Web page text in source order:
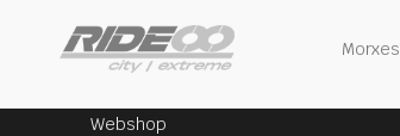
Morxes
KLANTENSERVICE
Webshop